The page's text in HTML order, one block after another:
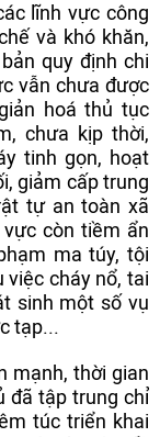
lĩnh vực công
và khó khăn,
quy định chi
vẫn chưa được
hoá thủ tục
chưa kịp thời,
tinh gọn, hoạt
giảm cấp trung
tự an toàn xã
còn tiềm ẩn
ma túy, tội
việc cháy nổ, tai
sinh một số vụ
tạp...
mạnh, thời gian
đã tập trung chỉ
túc triển khai